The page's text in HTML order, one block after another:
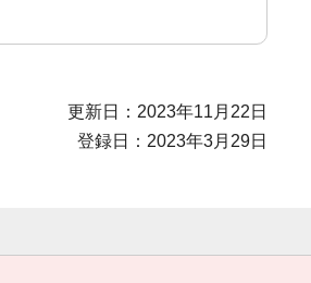
更新日：2023年11月22日
登録日：2023年3月29日